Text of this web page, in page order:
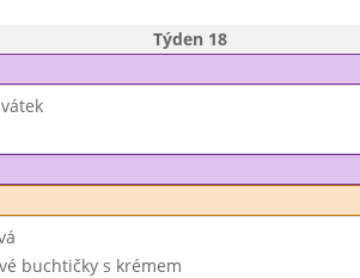
Týden 18
buchtičky s krémem